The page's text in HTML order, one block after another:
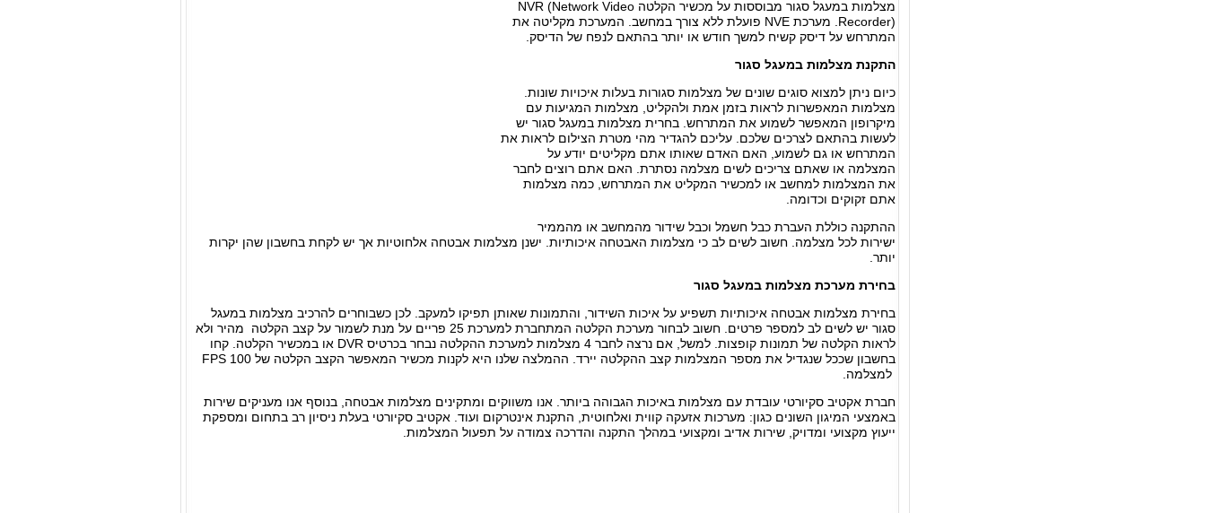
מצלמות במעגל סגור מבוססות על מכשיר הקלטה NVR (Network Video
Recorder). מערכת NVE פועלת ללא צורך במחשב. המערכת מקליטה את
המתרחש על דיסק קשיח למשך חודש או יותר בהתאם לנפח של הדיסק.
התקנת מצלמות במעגל סגור
כיום ניתן למצוא סוגים שונים של מצלמות סגורות בעלות איכויות שונות.
מצלמות המאפשרות לראות בזמן אמת ולהקליט, מצלמות המגיעות עם
מיקרופון המאפשר לשמוע את המתרחש. בחרית מצלמות במעגל סגור יש
לעשות בהתאם לצרכים שלכם. עליכם להגדיר מהי מטרת הצילום לראות את
המתרחש או גם לשמוע, האם האדם שאותו אתם מקליטים יודע על
המצלמה או שאתם צריכים לשים מצלמה נסתרת. האם אתם רוצים לחבר
את המצלמות למחשב או למכשיר המקליט את המתרחש, כמה מצלמות
אתם זקוקים וכדומה.
ההתקנה כוללת העברת כבל חשמל וכבל שידור מהמחשב או מהממיר
ישירות לכל מצלמה. חשוב לשים לב כי מצלמות האבטחה איכותיות. ישנן מצלמות אבטחה אלחוטיות אך יש לקחת בחשבון שהן יקרות
יותר.
בחירת מערכת מצלמות במעגל סגור
בחירת מצלמות אבטחה איכותיות תשפיע על איכות השידור, והתמונות שאותן תפיקו למעקב. לכן כשבוחרים להרכיב מצלמות במעגל
סגור יש לשים לב למספר פרטים. חשוב לבחור מערכת הקלטה המתחברת למערכת 25 פריים על מנת לשמור על קצב הקלטה מהיר ולא
לראות הקלטה של תמונות קופצות. למשל, אם נרצה לחבר 4 מצלמות למערכת ההקלטה נבחר בכרטיס DVR או במכשיר הקלטה. קחו
בחשבון שככל שנגדיל את מספר המצלמות קצב ההקלטה יירד. ההמלצה שלנו היא לקנות מכשיר המאפשר הקצב הקלטה של 100 FPS
למצלמה.
חברת אקטיב סקיורטי עובדת עם מצלמות באיכות הגבוהה ביותר. אנו משווקים ומתקינים מצלמות אבטחה, בנוסף אנו מעניקים שירות
באמצעי המיגון השונים כגון: מערכות אזעקה קווית ואלחוטית, התקנת אינטרקום ועוד. אקטיב סקיורטי בעלת ניסיון רב בתחום ומספקת
ייעוץ מקצועי ומדויק, שירות אדיב ומקצועי במהלך התקנה והדרכה צמודה על תפעול המצלמות.